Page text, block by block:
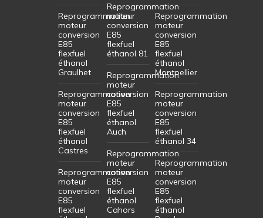
Reprogrammation
moteur
conversion
E85
flexfuel
éthanol
Graulhet
Reprogrammation
moteur
conversion
E85
flexfuel
éthanol
Castres
Reprogrammation
moteur
conversion
E85
flexfuel
Reprogrammation
moteur
conversion
E85
flexfuel
éthanol 81
Reprogrammation
moteur
conversion
E85
flexfuel
éthanol
Auch
Reprogrammation
moteur
conversion
E85
flexfuel
éthanol
Cahors
Reprogrammation
moteur
conversion
E85
flexfuel
éthanol
Montpellier
Reprogrammation
moteur
conversion
E85
flexfuel
éthanol 34
Reprogrammation
moteur
conversion
E85
flexfuel
éthanol